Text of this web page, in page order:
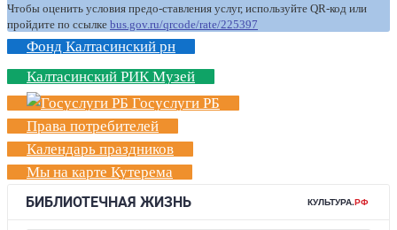
Чтобы оценить условия предо-ставления услуг, используйте QR-код или
пройдите по ссылке bus.gov.ru/qrcode/rate/225397
Фонд Калтасинский рн
Калтасинский РИК Музей
Госуслуги РБ
Права потребителей
Календарь праздников
Мы на карте Кутерема